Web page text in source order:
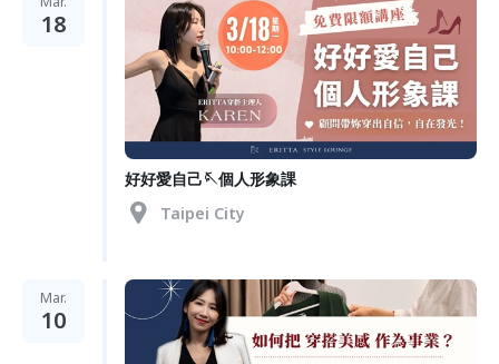
18
好好愛自己🪡個人形象課
Taipei City
Mar.
10